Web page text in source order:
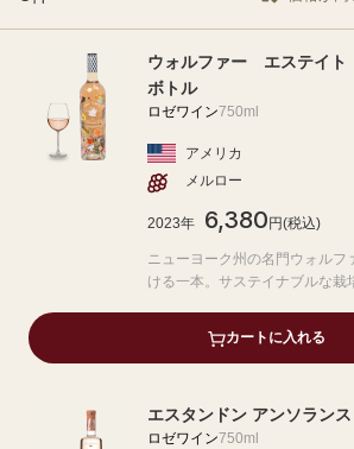
ウォルファー エステ
ボトル
ロゼワイン750ml
アメリカ
メルロー
2023年 6,380 円(税込)
ニューヨーク州の名門ウォルフ
ける一本。サステイナブルな栽
豊かな果実味とフレッシュな
が織りなす、まさに「ボトル
カートに入れる
エスタンドン アンソランス
ロゼワイン750ml